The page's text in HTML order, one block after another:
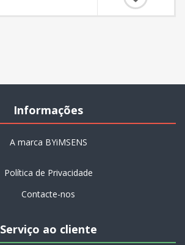
Informações
A marca BYiMSENS
Política de Privacidade
Contacte-nos
Serviço ao cliente